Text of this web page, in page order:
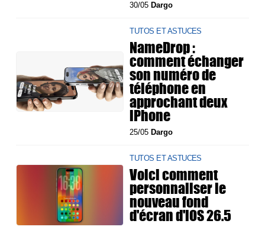
30/05 Dargo
TUTOS ET ASTUCES
NameDrop :
comment échanger
son numéro de
téléphone en
approchant deux
iPhone
25/05 Dargo
TUTOS ET ASTUCES
Voici comment
personnaliser le
nouveau fond
d'écran d'iOS 26.5